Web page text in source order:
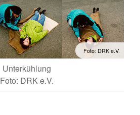
Foto: DRK e.V.
Unterkühlung
Foto: DRK e.V.